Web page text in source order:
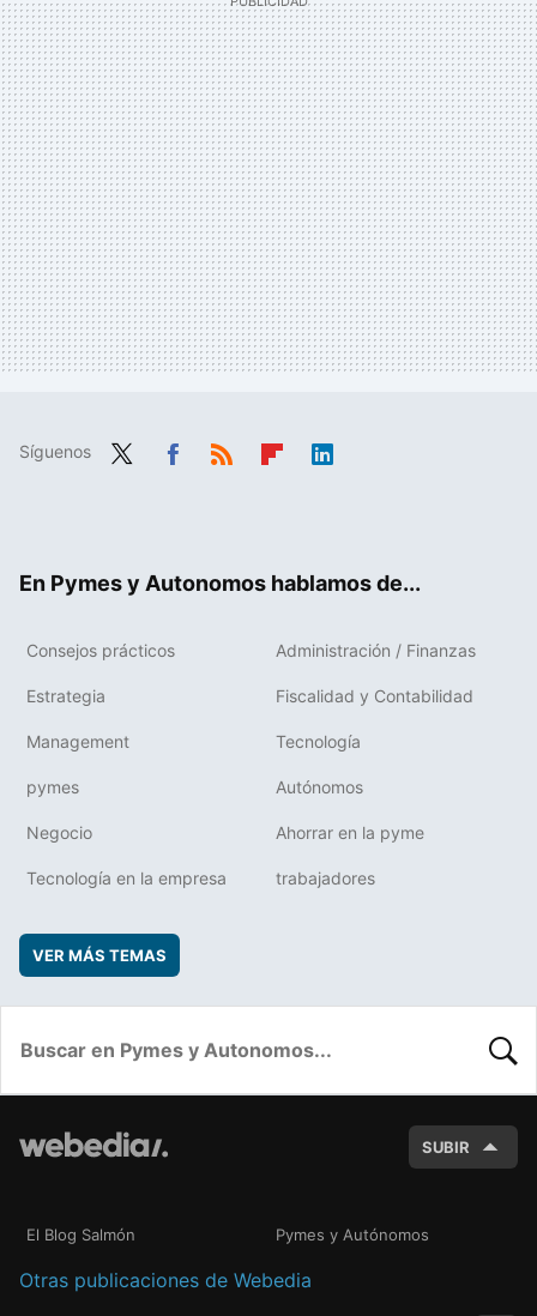
Síguenos
En Pymes y Autonomos hablamos de...
Consejos prácticos Administración / Finanzas
Estrategia Fiscalidad y Contabilidad
Management Tecnología
pymes Autónomos
Negocio Ahorrar en la pyme
Tecnología en la empresa trabajadores
VER MÁS TEMAS
SUBIR
El Blog Salmón Pymes y Autónomos
Otras publicaciones de Webedia